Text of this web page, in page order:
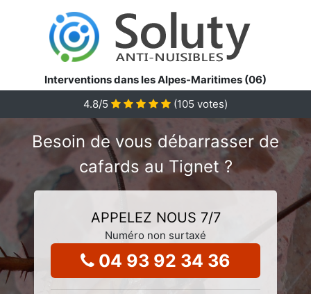
Interventions dans les Alpes-Maritimes (06)
4.8/5 (105 votes)
Besoin de vous débarrasser de
cafards au Tignet ?
APPELEZ NOUS 7/7
Numéro non surtaxé
04 93 92 34 36